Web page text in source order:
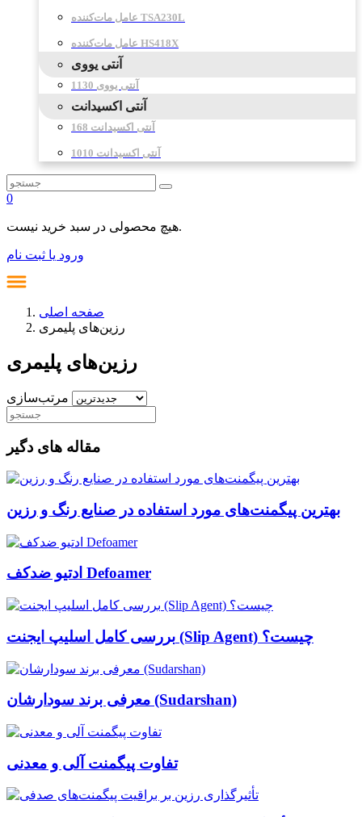
عامل مات‌کننده TSA230L
عامل مات‌کننده HS418X
آنتی یووی
آنتی یووی 1130
آنتی اکسیدانت
آنتی اکسیدانت 168
آنتی اکسیدانت 1010
0
هیچ محصولی در سبد خرید نیست.
ورود یا ثبت نام
صفحه اصلی
رزین‌های پلیمری
رزین‌های پلیمری
مرتب‌سازی
مقاله های دگیر
بهترین پیگمنت‌های مورد استفاده در صنایع رنگ و رزین
ادتیو ضدکف Defoamer
بررسی کامل اسلیپ ایجنت (Slip Agent) چیست؟
معرفی برند سودارشان (Sudarshan)
تفاوت پیگمنت آلی و معدنی